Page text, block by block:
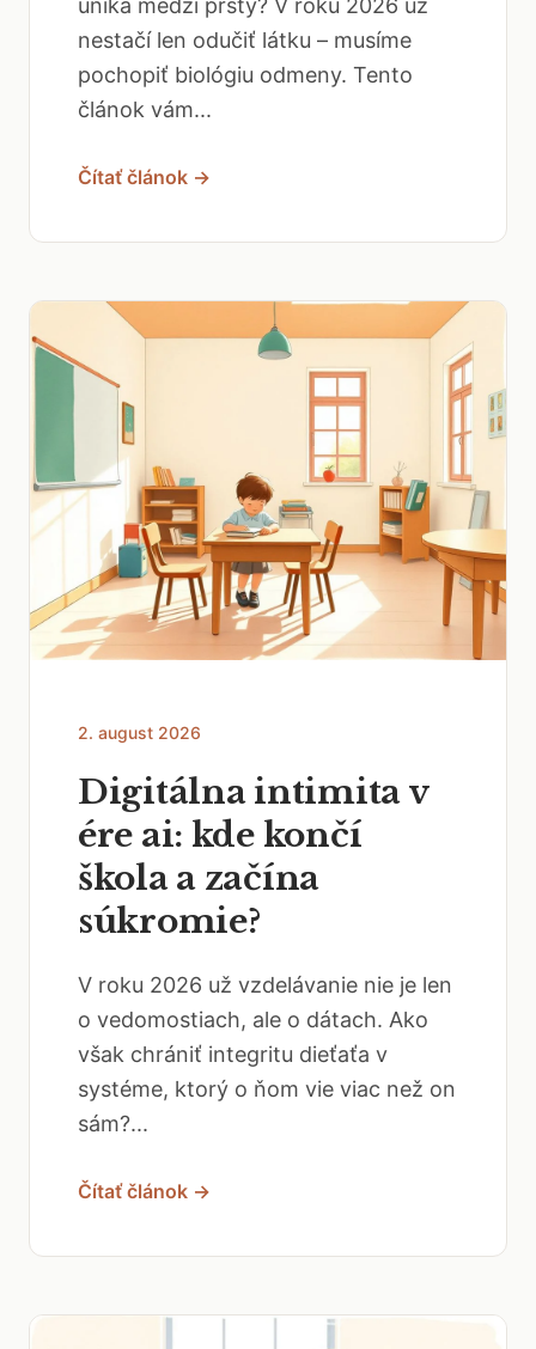
uniká medzi prsty? V roku 2026 už
nestačí len odučiť látku – musíme
pochopiť biológiu odmeny. Tento
článok vám...
Čítať článok →
2. august 2026
Digitálna intimita v
ére ai: kde končí
škola a začína
súkromie?
V roku 2026 už vzdelávanie nie je len
o vedomostiach, ale o dátach. Ako
však chrániť integritu dieťaťa v
systéme, ktorý o ňom vie viac než on
sám?...
Čítať článok →